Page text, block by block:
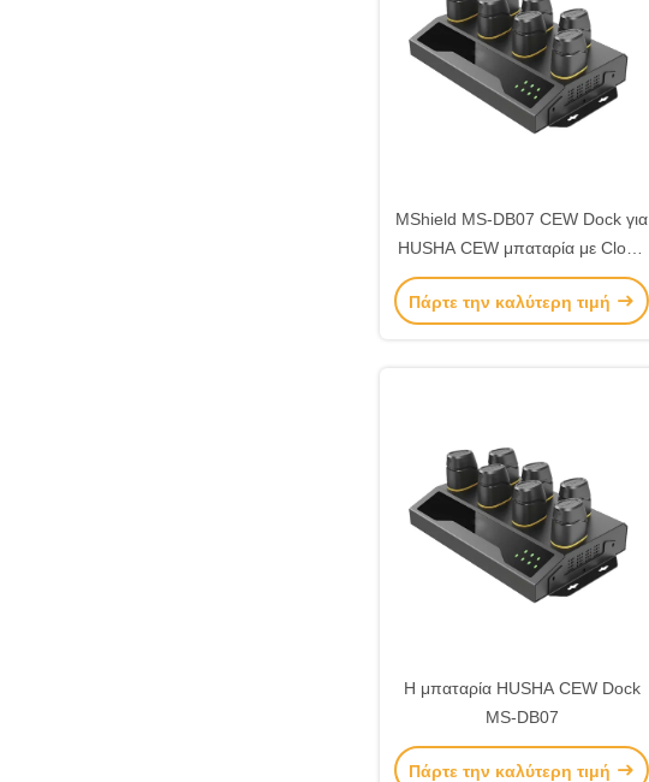
MShield MS-DB07 CEW Dock για
HUSHA CEW μπαταρία με Cloud
Data Upload και βολική φόρτιση
Πάρτε την καλύτερη τιμή
Η μπαταρία HUSHA CEW Dock
MS-DB07
Πάρτε την καλύτερη τιμή